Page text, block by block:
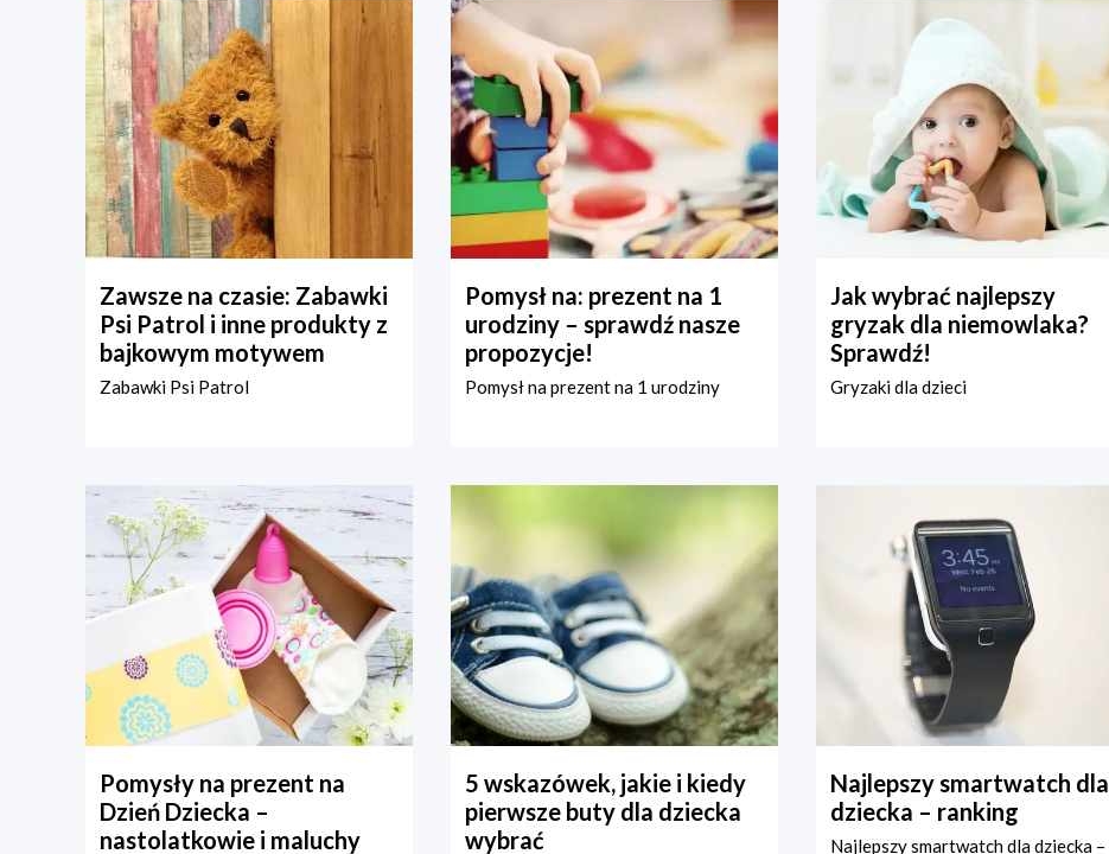
Zawsze na czasie: Zabawki
Psi Patrol i inne produkty z
bajkowym motywem
Zabawki Psi Patrol
Pomysł na: prezent na 1
urodziny – sprawdź nasze
propozycje!
Pomysł na prezent na 1 urodziny
Jak wybrać najlepszy
gryzak dla niemowlaka?
Sprawdź!
Gryzaki dla dzieci
Pomysły na prezent na
Dzień Dziecka –
nastolatkowie i maluchy
5 wskazówek, jakie i kiedy
pierwsze buty dla dziecka
wybrać
Najlepszy smartwatch dla
dziecka – ranking
Najlepszy smartwatch dla dziecka –